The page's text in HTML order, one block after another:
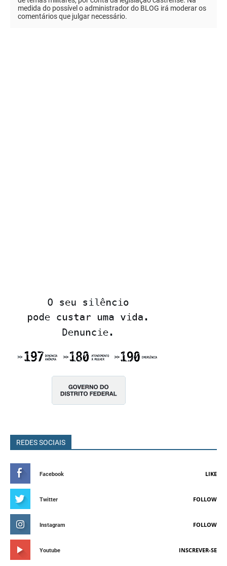
medida do possível o administrador do BLOG irá moderar os
comentários que julgar necessário.
REDES SOCIAIS
Facebook LIKE
Twitter FOLLOW
Instagram FOLLOW
Youtube INSCREVER-SE